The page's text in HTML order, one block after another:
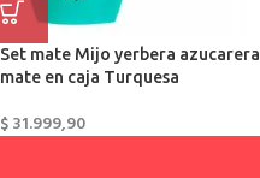
Set mate Mijo yerbera azucarera
mate en caja Turquesa
$31.999,90